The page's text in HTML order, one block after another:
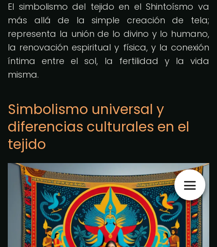
El simbolismo del tejido en el Shintoísmo va
más allá de la simple creación de tela;
representa la unión de lo divino y lo humano,
la renovación espiritual y física, y la conexión
íntima entre el sol, la fertilidad y la vida
misma.
Simbolismo universal y
diferencias culturales en el
tejido